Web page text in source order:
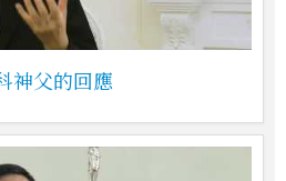
神父的回應